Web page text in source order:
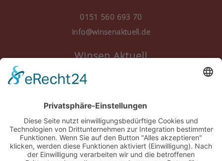
0151 560 693 70
info@winsenaktuell.de
Winsen Aktuell
Nutzungsbedingungen
Über Uns